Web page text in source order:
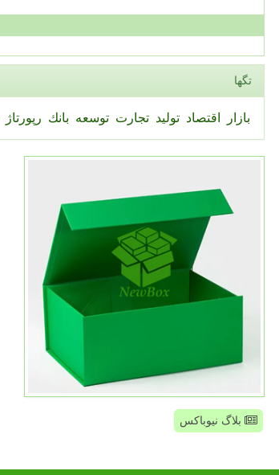
تگها
بازار اقتصاد تولید تجارت توسعه بانك رپورتاژ
بلاگ نیوباکس